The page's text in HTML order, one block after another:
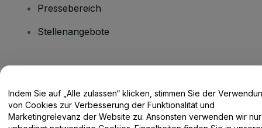
Pressebereich
Stellenangebote
Hilfe-Center / Kontakt
Indem Sie auf „Alle zulassen“ klicken, stimmen Sie der
von Cookies zur Verbesserung der Funktionalität und
Marketingrelevanz der Website zu. Ansonsten verwenden wir nur